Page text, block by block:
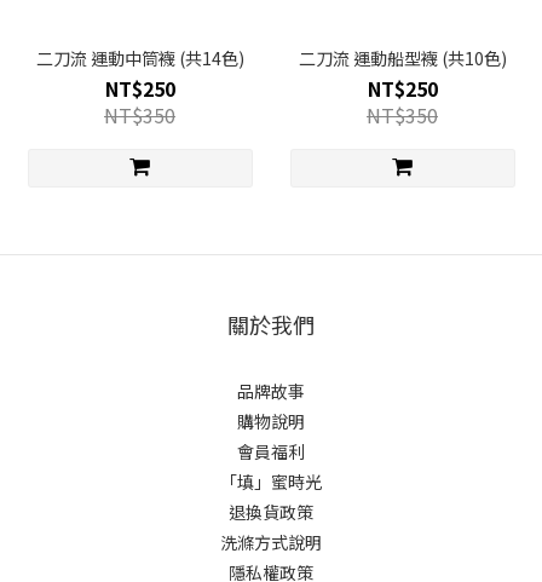
二刀流 運動中筒襪 (共14色)
NT$250
NT$350
二刀流 運動船型襪 (共10色)
NT$250
NT$350
關於我們
品牌故事
購物說明
會員福利
「填」蜜時光
退換貨政策
洗滌方式說明
隱私權政策